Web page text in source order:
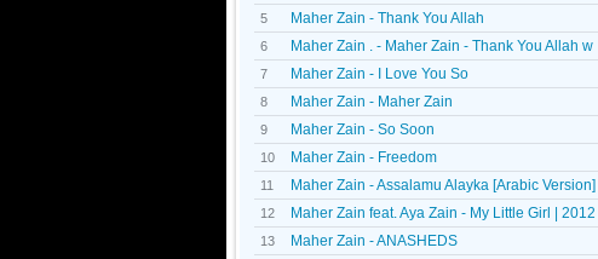
5
Maher Zain - Thank You Allah
6
Maher Zain . - Maher Zain - Thank You Allah w
7
Maher Zain - I Love You So
8
Maher Zain - Maher Zain
9
Maher Zain - So Soon
10
Maher Zain - Freedom
11
Maher Zain - Assalamu Alayka [Arabic Version]
12
Maher Zain feat. Aya Zain - My Little Girl | 2012
13
Maher Zain - ANASHEDS